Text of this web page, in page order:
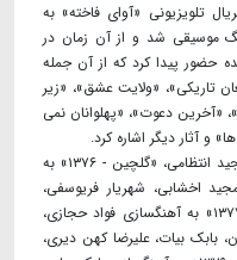
با خوانندگی سریال تلویزیونی «آوای فاخته» به
موسیقی شد و از آن زمان در
حضور پیدا کرد که از آن جمله
تاریکی»، «ولایت عشق»، «زیر
«آخرین دعوت»، «پهلوانان نمی
و آثار دیگر اشاره کرد.
«تنها ترین سردار - ۱۳۷۵» به آهنگسازی مجید انتظامی، «گلچین - ۱۳۷۶» به
اخشابی، شهریار فریوسفی،
منوچهر بیگلری، محمد میرزمانی، «حسرت- ۱۳۷۷» به آهنگسازی فواد حجازی،
بابک بیات، علیرضا کهن دیری،